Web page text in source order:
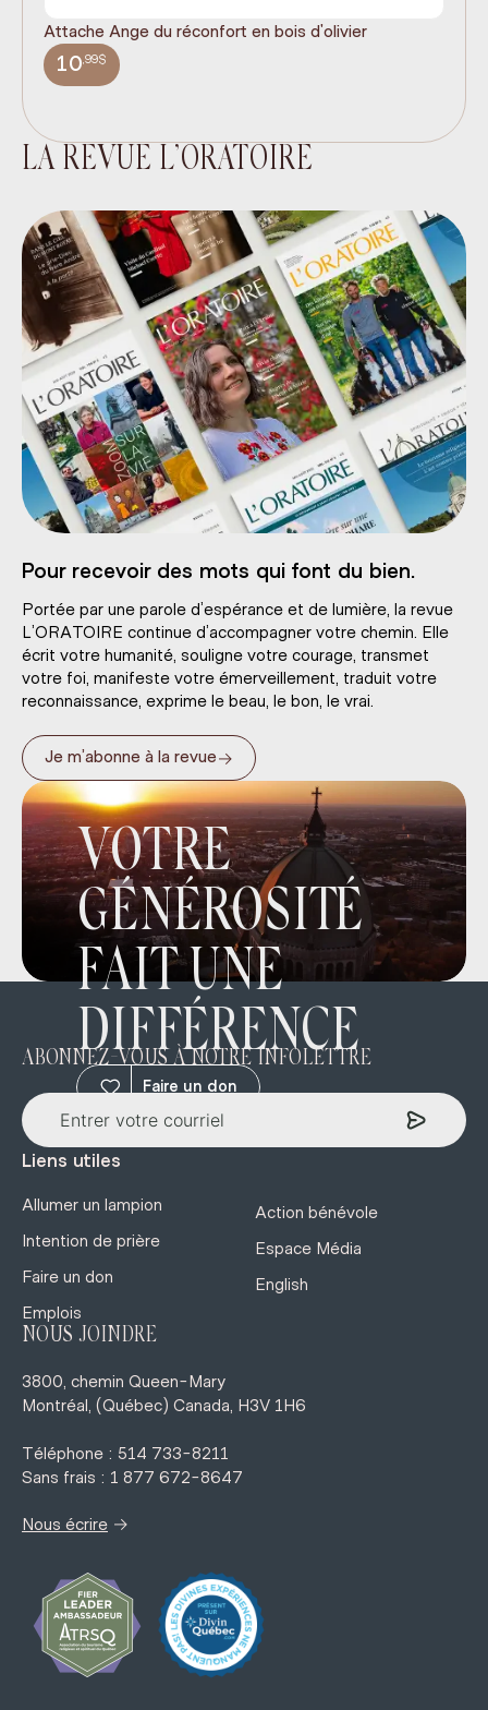
Attache Ange du réconfort en bois d'olivier
10,99$
LA REVUE L’ORATOIRE
Pour recevoir des mots qui font du bien.
Portée par une parole d’espérance et de lumière, la revue
L’ORATOIRE continue d’accompagner votre chemin. Elle
écrit votre humanité, souligne votre courage, transmet
votre foi, manifeste votre émerveillement, traduit votre
reconnaissance, exprime le beau, le bon, le vrai.
Je m’abonne à la revue→
VOTRE
GÉNÉROSITÉ
FAIT UNE
DIFFÉRENCE
Faire un don
ABONNEZ-VOUS À NOTRE INFOLETTRE
Liens utiles
Allumer un lampion
Intention de prière
Faire un don
Emplois
Action bénévole
Espace Média
English
NOUS JOINDRE
3800, chemin Queen-Mary
Montréal, (Québec) Canada, H3V 1H6
Téléphone : 514 733-8211
Sans frais : 1 877 672-8647
Nous écrire →